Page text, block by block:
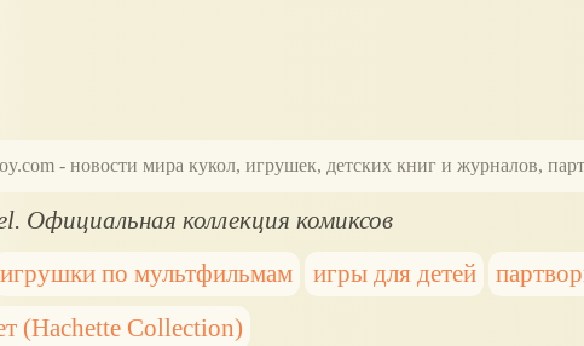
- новости мира кукол, игрушек, детских книг и журналов,
Официальная коллекция комиксов
игрушки по мультфильмам игры для детей
(Hachette Collection)